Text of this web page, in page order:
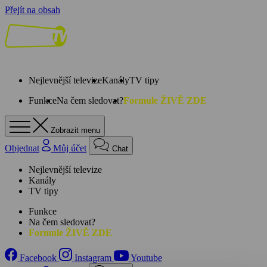
Přejít na obsah
Nejlevnější televizeKanályTV tipy
FunkceNa čem sledovat?Formule ŽIVĚ ZDE
Zobrazit menu
Objednat Můj účet Chat
Nejlevnější televize
Kanály
TV tipy
Funkce
Na čem sledovat?
Formule ŽIVĚ ZDE
Facebook Instagram
Youtube